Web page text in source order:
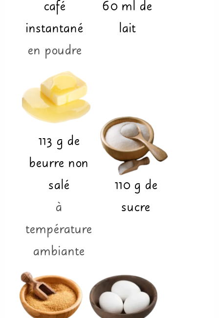
café
instantané
en poudre
60 ml de
lait
113 g de
beurre non
salé
à
température
ambiante
110 g de
sucre